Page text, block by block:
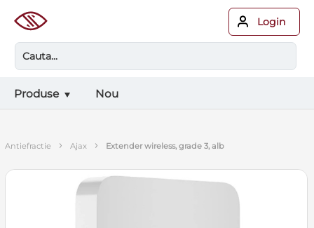
Login
Produse Nou
antiefractie › ajax › extender wireless, grade 3, alb